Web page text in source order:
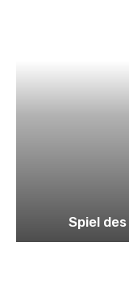
Spiel